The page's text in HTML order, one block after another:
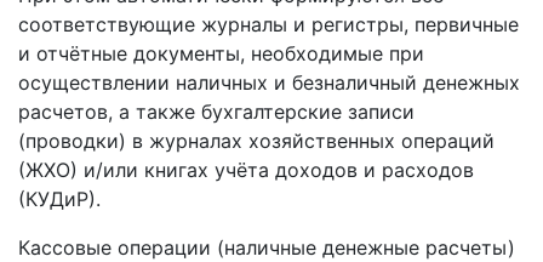
соответствующие журналы и регистры, первичные
и отчётные документы, необходимые при
осуществлении наличных и безналичный денежных
расчетов, а также бухгалтерские записи
(проводки) в журналах хозяйственных операций
(ЖХО) и/или книгах учёта доходов и расходов
(КУДиР).
Кассовые операции (наличные денежные расчеты)